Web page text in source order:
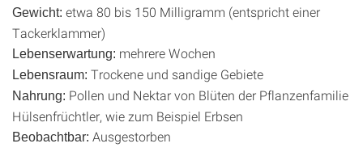
Gewicht: etwa 80 bis 150 Milligramm (entspricht einer
Tackerklammer)
Lebenserwartung: mehrere Wochen
Lebensraum: Trockene und sandige Gebiete
Nahrung: Pollen und Nektar von Blüten der Pflanzenfamilie
Hülsenfrüchtler, wie zum Beispiel Erbsen
Beobachtbar: Ausgestorben